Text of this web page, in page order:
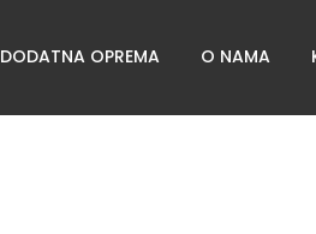
DODATNA OPREMA O NAMA